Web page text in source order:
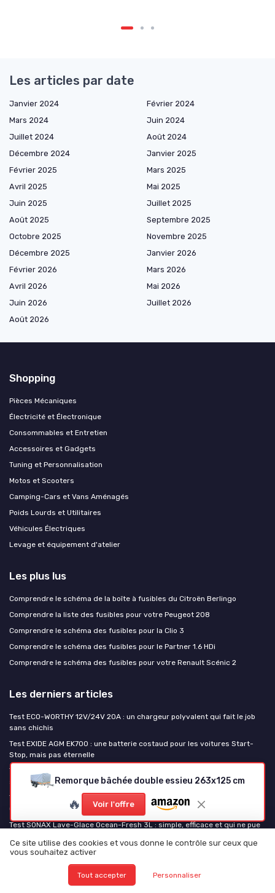
Remorque bâchée double essieu 263x125 cm
🔥 Voir l'offre
Les articles par date
Janvier 2024
Février 2024
Mars 2024
Juin 2024
Juillet 2024
Août 2024
Décembre 2024
Janvier 2025
Février 2025
Mars 2025
Avril 2025
Mai 2025
Juin 2025
Juillet 2025
Août 2025
Septembre 2025
Octobre 2025
Novembre 2025
Décembre 2025
Janvier 2026
Février 2026
Mars 2026
Avril 2026
Mai 2026
Juin 2026
Juillet 2026
Août 2026
Shopping
Pièces Mécaniques
Électricité et Électronique
Consommables et Entretien
Accessoires et Gadgets
Tuning et Personnalisation
Motos et Scooters
Camping-Cars et Vans Aménagés
Poids Lourds et Utilitaires
Véhicules Électriques
Levage et équipement d'atelier
Les plus lus
Comprendre le schéma de la boîte à fusibles du Citroën Berlingo
Comprendre la liste des fusibles pour votre Peugeot 208
Comprendre le schéma des fusibles pour la Clio 3
Comprendre le schéma des fusibles pour le Partner 1.6 HDi
Comprendre le schéma des fusibles pour votre Renault Scénic 2
Les derniers articles
Test ECO-WORTHY 12V/24V 20A : un chargeur polyvalent qui fait le job
sans chichis
Test EXIDE AGM EK700 : une batterie costaud pour les voitures Start-
Stop, mais pas éternelle
Test Yeagulch 12V 300Ah LiFePO4 : grosse batterie pour camping-car et
solaire sans se ruiner
Test Optima Yellow Top YT S 4.2 : la petite batterie qui encaisse bien les
usages intensifs
Test SONAX Lave-Glace Ocean-Fresh 3L : simple, efficace et qui ne pue
La piece auto
Ce site utilise des cookies et vous donne le contrôle sur ceux que
vous souhaitez activer
Tout accepter Personnaliser